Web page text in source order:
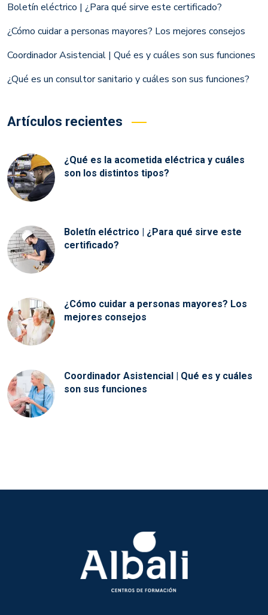
Boletín eléctrico | ¿Para qué sirve este certificado?
¿Cómo cuidar a personas mayores? Los mejores consejos
Coordinador Asistencial | Qué es y cuáles son sus funciones
¿Qué es un consultor sanitario y cuáles son sus funciones?
Artículos recientes
¿Qué es la acometida eléctrica y cuáles
son los distintos tipos?
Boletín eléctrico | ¿Para qué sirve este
certificado?
¿Cómo cuidar a personas mayores? Los
mejores consejos
Coordinador Asistencial | Qué es y cuáles
son sus funciones